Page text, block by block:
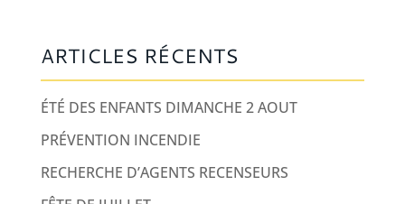
ARTICLES RÉCENTS
ÉTÉ DES ENFANTS DIMANCHE 2 AOUT
PRÉVENTION INCENDIE
RECHERCHE D’AGENTS RECENSEURS